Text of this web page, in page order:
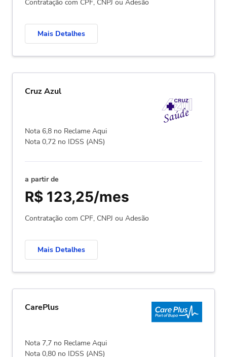
Contratação com CPF, CNPJ ou Adesão
Mais Detalhes
Cruz Azul
Nota 6,8 no Reclame Aqui
Nota 0,72 no IDSS (ANS)
a partir de
R$ 123,25/mes
Contratação com CPF, CNPJ ou Adesão
Mais Detalhes
CarePlus
Nota 7,7 no Reclame Aqui
Nota 0,80 no IDSS (ANS)